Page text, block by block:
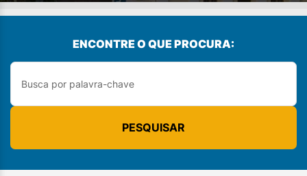
ENCONTRE O QUE PROCURA:
PESQUISAR